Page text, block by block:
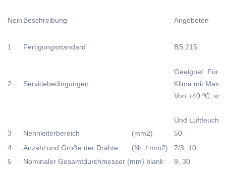
Nein Beschreibung Angeboten
1 Fertigungsstandard BS 215
Geeignet Für
2
Servicebedingungen
Klima mit
Von +40 ºC,
Und
3
Nennleiterbereich (mm2)
50
4
Anzahl und Größe der Drähte (Nr. / mm2)
7/3, 10
5
Nominaler Gesamtdurchmesser (mm) blank 9, 30